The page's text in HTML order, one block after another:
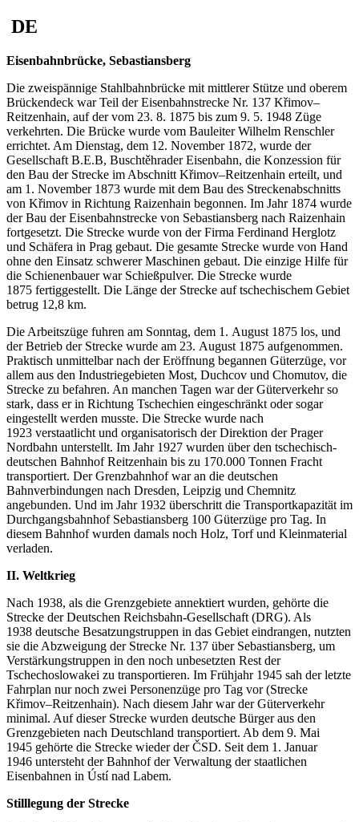
DE
Eisenbahnbrücke, Sebastiansberg
Die zweispännige Stahlbahnbrücke mit mittlerer Stütze und oberem
Brückendeck war Teil der Eisenbahnstrecke Nr. 137 Křimov–
Reitzenhain, auf der vom 23. 8. 1875 bis zum 9. 5. 1948 Züge
verkehrten. Die Brücke wurde vom Bauleiter Wilhelm Renschler
errichtet. Am Dienstag, dem 12. November 1872, wurde der
Gesellschaft B.E.B, Buschtěhrader Eisenbahn, die Konzession für
den Bau der Strecke im Abschnitt Křimov–Reitzenhain erteilt, und
am 1. November 1873 wurde mit dem Bau des Streckenabschnitts
von Křimov in Richtung Raizenhain begonnen. Im Jahr 1874 wurde
der Bau der Eisenbahnstrecke von Sebastiansberg nach Raizenhain
fortgesetzt. Die Strecke wurde von der Firma Ferdinand Herglotz
und Schäfera in Prag gebaut. Die gesamte Strecke wurde von Hand
ohne den Einsatz schwerer Maschinen gebaut. Die einzige Hilfe für
die Schienenbauer war Schießpulver. Die Strecke wurde
1875 fertiggestellt. Die Länge der Strecke auf tschechischem Gebiet
betrug 12,8 km.
Die Arbeitszüge fuhren am Sonntag, dem 1. August 1875 los, und
der Betrieb der Strecke wurde am 23. August 1875 aufgenommen.
Praktisch unmittelbar nach der Eröffnung begannen Güterzüge, vor
allem aus den Industriegebieten Most, Duchcov und Chomutov, die
Strecke zu befahren. An manchen Tagen war der Güterverkehr so
stark, dass er in Richtung Tschechien eingeschränkt oder sogar
eingestellt werden musste. Die Strecke wurde nach
1923 verstaatlicht und organisatorisch der Direktion der Prager
Nordbahn unterstellt. Im Jahr 1927 wurden über den tschechisch-
deutschen Bahnhof Reitzenhain bis zu 170.000 Tonnen Fracht
transportiert. Der Grenzbahnhof war an die deutschen
Bahnverbindungen nach Dresden, Leipzig und Chemnitz
angebunden. Und im Jahr 1932 überschritt die Transportkapazität im
Durchgangsbahnhof Sebastiansberg 100 Güterzüge pro Tag. In
diesem Bahnhof wurden damals noch Holz, Torf und Kleinmaterial
verladen.
II. Weltkrieg
Nach 1938, als die Grenzgebiete annektiert wurden, gehörte die
Strecke der Deutschen Reichsbahn-Gesellschaft (DRG). Als
1938 deutsche Besatzungstruppen in das Gebiet eindrangen, nutzten
sie die Abzweigung der Strecke Nr. 137 über Sebastiansberg, um
Verstärkungstruppen in den noch unbesetzten Rest der
Tschechoslowakei zu transportieren. Im Frühjahr 1945 sah der letzte
Fahrplan nur noch zwei Personenzüge pro Tag vor (Strecke
Křimov–Reitzenhain). Nach diesem Jahr war der Güterverkehr
minimal. Auf dieser Strecke wurden deutsche Bürger aus den
Grenzgebieten nach Deutschland transportiert. Ab dem 9. Mai
1945 gehörte die Strecke wieder der ČSD. Seit dem 1. Januar
1946 untersteht der Bahnhof der Verwaltung der staatlichen
Eisenbahnen in Ústí nad Labem.
Stilllegung der Strecke